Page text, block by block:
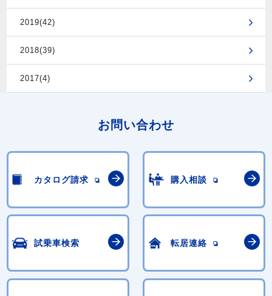
2019(42)
2018(39)
2017(4)
お問い合わせ
カタログ請求 購入相談
試乗車検索 転居連絡